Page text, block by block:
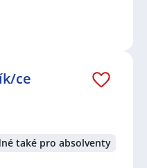
ce
také pro absolventy